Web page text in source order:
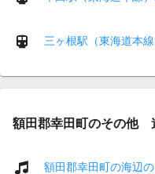
三ヶ根駅（東海道本
額田郡幸田町のその他
額田郡幸田町の海辺